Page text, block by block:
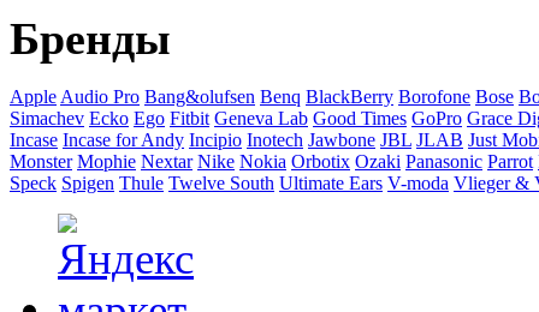
Бренды
Apple Audio Pro Bang&olufsen Benq BlackBerry Borofone Bose
Simachev Ecko Ego Fitbit Geneva Lab Good Times GoPro Grace
Incase Incase for Andy Incipio Inotech Jawbone JBL JLAB Just
Monster Mophie Nextar Nike Nokia Orbotix Ozaki Panasonic Parrot
Speck Spigen Thule Twelve South Ultimate Ears V-moda Vlieger &